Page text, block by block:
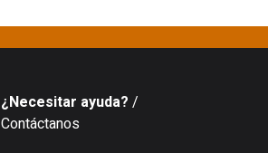
¿Necesitar ayuda? /
Contáctanos